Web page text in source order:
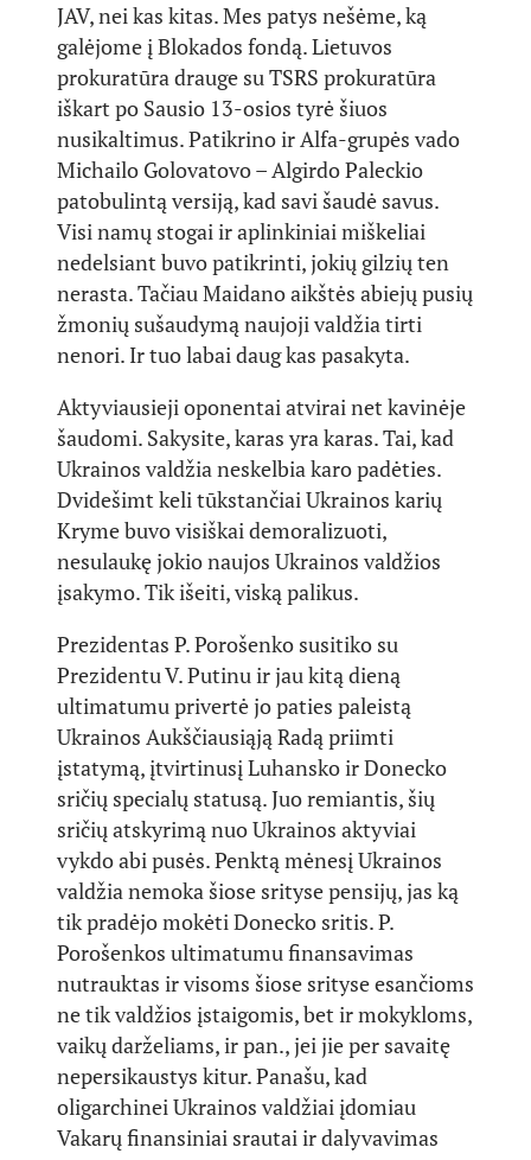
JAV, nei kas kitas. Mes patys nešėme, ką
galėjome į Blokados fondą. Lietuvos
prokuratūra drauge su TSRS prokuratūra
iškart po Sausio 13-osios tyrė šiuos
nusikaltimus. Patikrino ir Alfa-grupės vado
Michailo Golovatovo – Algirdo Paleckio
patobulintą versiją, kad savi šaudė savus.
Visi namų stogai ir aplinkiniai miškeliai
nedelsiant buvo patikrinti, jokių gilzių ten
nerasta. Tačiau Maidano aikštės abiejų pusių
žmonių sušaudymą naujoji valdžia tirti
nenori. Ir tuo labai daug kas pasakyta.
Aktyviausieji oponentai atvirai net kavinėje
šaudomi. Sakysite, karas yra karas. Tai, kad
Ukrainos valdžia neskelbia karo padėties.
Dvidešimt keli tūkstančiai Ukrainos karių
Kryme buvo visiškai demoralizuoti,
nesulaukę jokio naujos Ukrainos valdžios
įsakymo. Tik išeiti, viską palikus.
Prezidentas P. Porošenko susitiko su
Prezidentu V. Putinu ir jau kitą dieną
ultimatumu privertė jo paties paleistą
Ukrainos Aukščiausiąją Radą priimti
įstatymą, įtvirtinusį Luhansko ir Donecko
sričių specialų statusą. Juo remiantis, šių
sričių atskyrimą nuo Ukrainos aktyviai
vykdo abi pusės. Penktą mėnesį Ukrainos
valdžia nemoka šiose srityse pensijų, jas ką
tik pradėjo mokėti Donecko sritis. P.
Porošenkos ultimatumu finansavimas
nutrauktas ir visoms šiose srityse esančioms
ne tik valdžios įstaigomis, bet ir mokykloms,
vaikų darželiams, ir pan., jei jie per savaitę
nepersikaustys kitur. Panašu, kad
oligarchinei Ukrainos valdžiai įdomiau
Vakarų finansiniai srautai ir dalyvavimas